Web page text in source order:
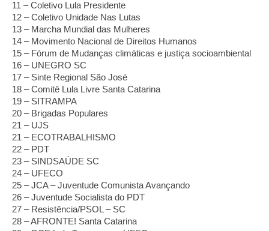
11 – Coletivo Lula Presidente
12 – Coletivo Unidade Nas Lutas
13 – Marcha Mundial das Mulheres
14 – Movimento Nacional de Direitos Humanos
15 – Fórum de Mudanças climáticas e justiça socioambiental
16 – UNEGRO SC
17 – Sinte Regional São José
18 – Comitê Lula Livre Santa Catarina
19 – SITRAMPA
20 – Brigadas Populares
21 – UJS
21 – ECOTRABALHISMO
22 – PDT
23 – SINDSAÚDE SC
24 – UFECO
25 – JCA – Juventude Comunista Avançando
26 – Juventude Socialista do PDT
27 – Resistência/PSOL – SC
28 – AFRONTE! Santa Catarina